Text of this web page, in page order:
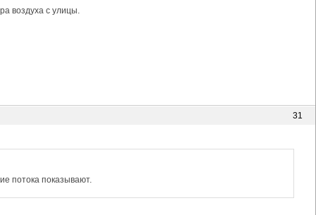
воздуха с улицы.
31
потока показывают.